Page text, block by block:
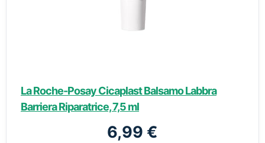
La Roche-Posay Cicaplast Balsamo Labbra
Barriera Riparatrice, 7,5 ml
6,99 €